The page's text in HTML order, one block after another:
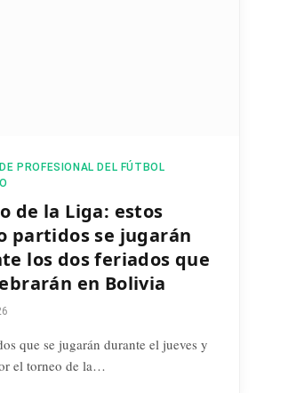
PROFESIONAL DEL FÚTBOL
de la Liga: estos
partidos se jugarán
los dos feriados que
en Bolivia
que se jugarán durante el jueves y
el torneo de la…